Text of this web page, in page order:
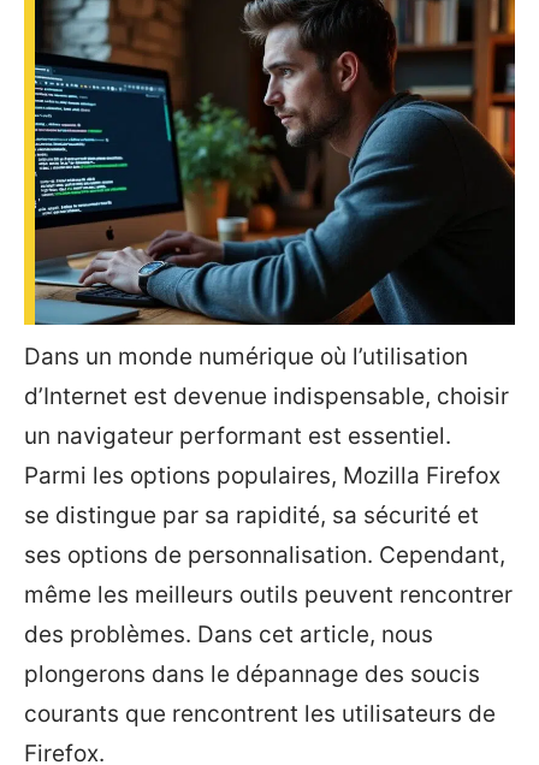
Dans un monde numérique où l’utilisation
d’Internet est devenue indispensable, choisir
un navigateur performant est essentiel.
Parmi les options populaires, Mozilla Firefox
se distingue par sa rapidité, sa sécurité et
ses options de personnalisation. Cependant,
même les meilleurs outils peuvent rencontrer
des problèmes. Dans cet article, nous
plongerons dans le dépannage des soucis
courants que rencontrent les utilisateurs de
Firefox.